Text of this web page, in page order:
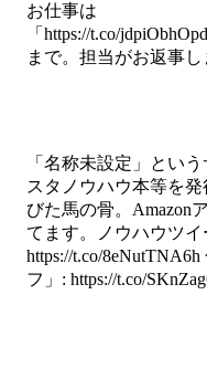
お仕事は
「https://t.co/
まで。担当がお返事し
「名称未設定」とい
スタノウハウ本等を
びた馬の骨。Amazon
てます。ノウハウツ
https://t.co/
フ」: https://t.co/